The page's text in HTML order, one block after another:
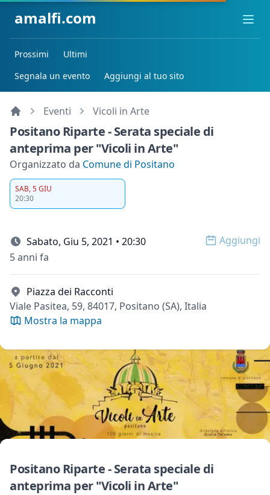
amalfi.com
Prossimi
Ultimi
Segnala un evento
Aggiungi al tuo sito
Eventi Vicoli in Arte
Positano Riparte - Serata speciale di
anteprima per "Vicoli in Arte"
Organizzato da Comune di Positano
SAB, 5 GIU
20:30
Sabato, Giu 5, 2021 • 20:30 Open
Aggiungi
5 anni fa
Piazza dei Racconti
Viale Pasitea, 59, 84017, Positano (SA), Italia
Mostra la mappa
Positano Riparte - Serata speciale di
anteprima per "Vicoli in Arte"